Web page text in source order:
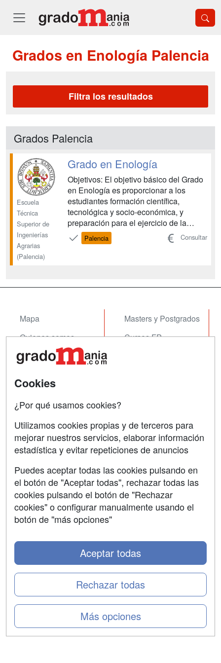
Grados en Enología Palencia
Filtra los resultados
Grados Palencia
Escuela
Técnica
Superior de
Ingenierías
Agrarias
(Palencia)
Grado en Enología
Objetivos: El objetivo básico del Grado
en Enología es proporcionar a los
estudiantes formación científica,
tecnológica y socio-económica, y
preparación para el ejercicio de la
profesión de Enólogo. Ello supone que
el título debe habilitar para el ejercicio
Palencia Consultar
Mapa
Quienes somos
Tarifas publicidad
Masters y Postgrados
Cursos FP
Contactar
Confidencialidad
Copyleft
SÍGUENOS EN:
Cookies
¿Por qué usamos cookies?
Utilizamos cookies propias y de terceros para
mejorar nuestros servicios, elaborar información
estadística y evitar repeticiones de anuncios
Puedes aceptar todas las cookies pulsando en
el botón de "Aceptar todas", rechazar todas las
cookies pulsando el botón de "Rechazar
cookies" o configurar manualmente usando el
botón de "más opciones"
Más opciones
Rechazar todas
Aceptar todas